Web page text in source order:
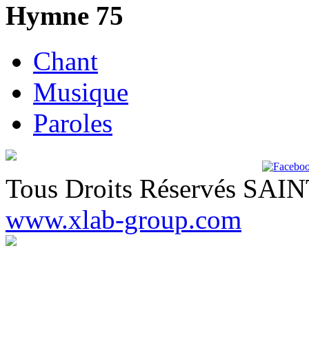
Hymne 75
Chant
Musique
Paroles
Tous Droits Réservés
www.xlab-group.com